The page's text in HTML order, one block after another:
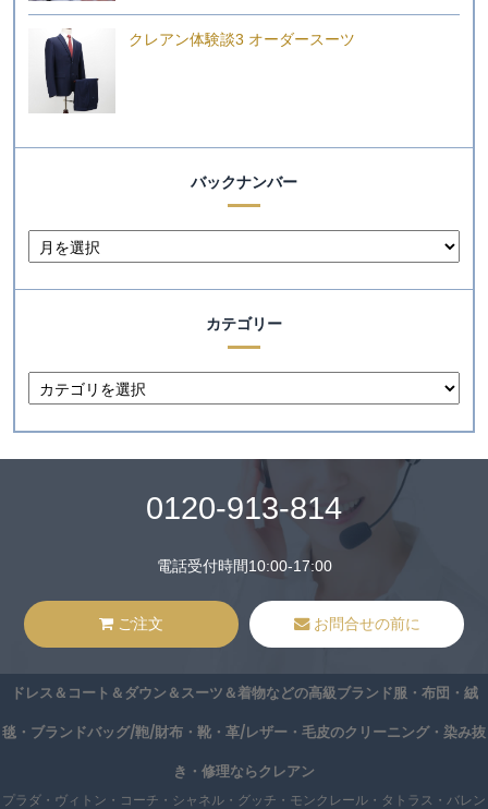
クレアン体験談3 オーダースーツ
バックナンバー
カテゴリー
0120-913-814
電話受付時間10:00-17:00
ご注文 お問合せの前に
ドレス＆コート＆ダウン＆スーツ＆着物などの高級ブランド服・布団・絨
毯・ブランドバッグ/鞄/財布・靴・革/レザー・毛皮のクリーニング・染み抜
き・修理ならクレアン
プラダ・ヴィトン・コーチ・シャネル・グッチ・モンクレール・タトラス・バレン